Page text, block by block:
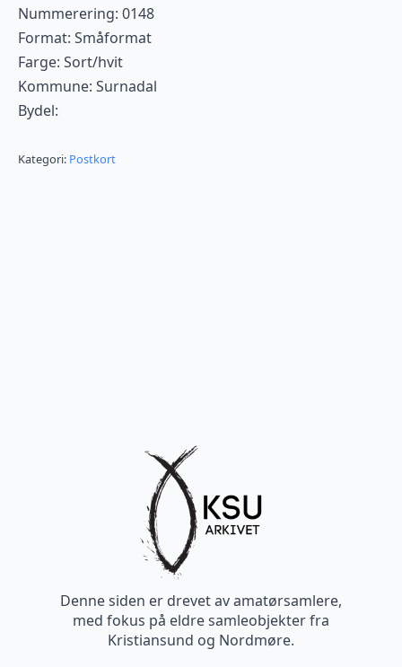
Nummerering: 0148
Format: Småformat
Farge: Sort/hvit
Kommune: Surnadal
Bydel:
Kategori: Postkort
Denne siden er drevet av amatørsamlere,
med fokus på eldre samleobjekter fra
Kristiansund og Nordmøre.